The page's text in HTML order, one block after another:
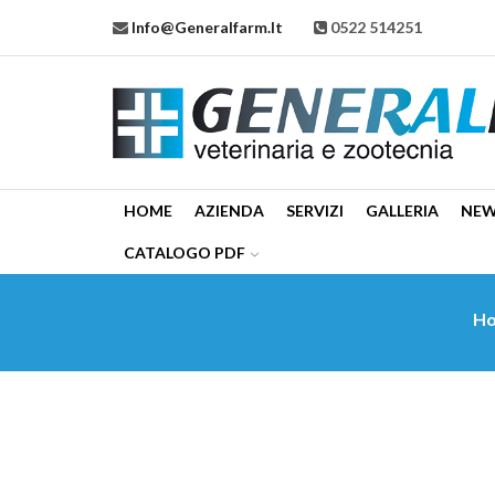
Info@generalfarm.it 0522 514251
HOME AZIENDA SERVIZI GALLERIA
CATALOGO PDF